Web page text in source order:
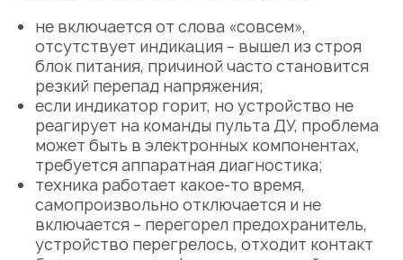
не включается от слова «совсем»,
отсутствует индикация – вышел из строя
блок питания, причиной часто становится
резкий перепад напряжения;
если индикатор горит, но устройство не
реагирует на команды пульта ДУ, проблема
может быть в электронных компонентах,
требуется аппаратная диагностика;
техника работает какое-то время,
самопроизвольно отключается и не
включается – перегорел предохранитель,
устройство перегрелось, отходит контакт